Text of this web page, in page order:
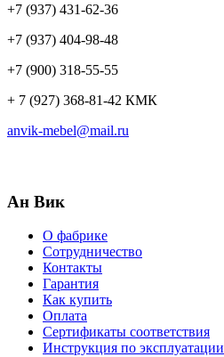
+7 (937) 431-62-36
+7 (937) 404-98-48
+7 (900) 318-55-55
+ 7 (927) 368-81-42 КМК
anvik-mebel@mail.ru
Ан Вик
О фабрике
Сотрудничество
Контакты
Гарантия
Как купить
Оплата
Сертификаты соответствия
Инструкция по эксплуатации